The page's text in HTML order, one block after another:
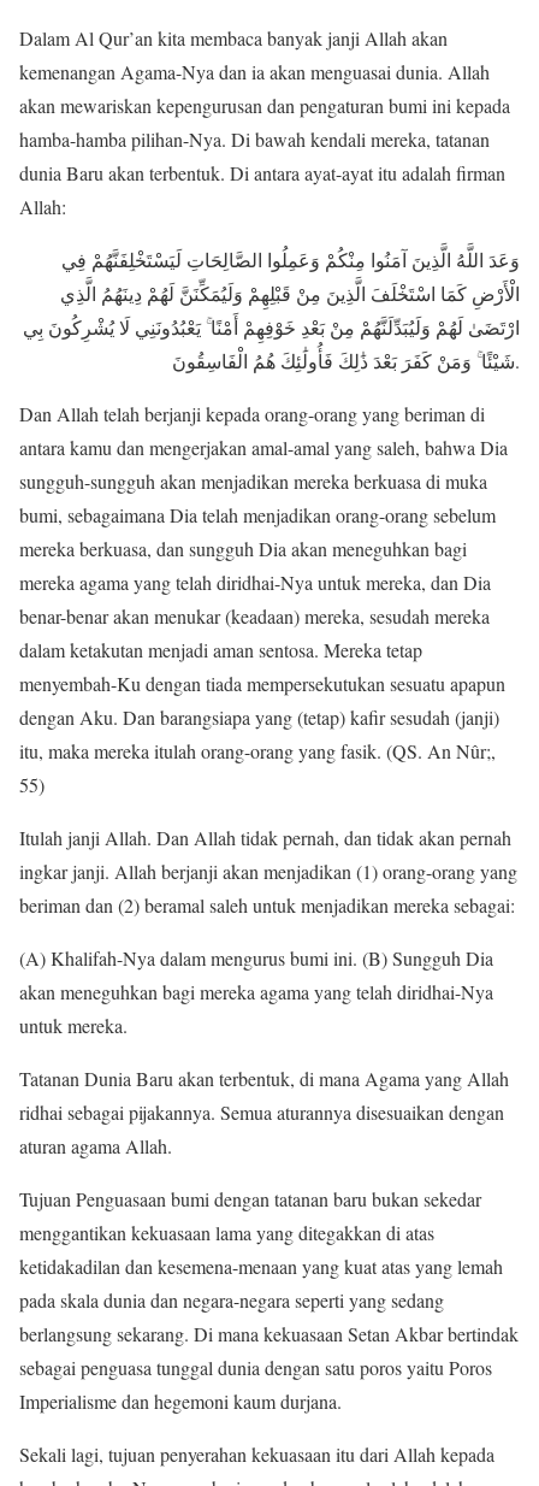
Dalam Al Qur’an kita membaca banyak janji Allah akan
kemenangan Agama-Nya dan ia akan menguasai dunia. Allah
akan mewariskan kepengurusan dan pengaturan bumi ini kepada
hamba-hamba pilihan-Nya. Di bawah kendali mereka, tatanan
dunia Baru akan terbentuk. Di antara ayat-ayat itu adalah firman
Allah:
وَعَدَ اللَّهُ الَّذِينَ آمَنُوا مِنْكُمْ وَعَمِلُوا الصَّالِحَاتِ لَيَسْتَخْلِفَنَّهُمْ فِي
الْأَرْضِ كَمَا اسْتَخْلَفَ الَّذِينَ مِنْ قَبْلِهِمْ وَلَيُمَكِّنَنَّ لَهُمْ دِينَهُمُ الَّذِي
ارْتَضَىٰ لَهُمْ وَلَيُبَدِّلَنَّهُمْ مِنْ بَعْدِ خَوْفِهِمْ أَمْنًا ۚ يَعْبُدُونَنِي لَا يُشْرِكُونَ بِي
شَيْئًا ۚ وَمَنْ كَفَرَ بَعْدَ ذَٰلِكَ فَأُولَٰئِكَ هُمُ الْفَاسِقُونَ.
Dan Allah telah berjanji kepada orang-orang yang beriman di
antara kamu dan mengerjakan amal-amal yang saleh, bahwa Dia
sungguh-sungguh akan menjadikan mereka berkuasa di muka
bumi, sebagaimana Dia telah menjadikan orang-orang sebelum
mereka berkuasa, dan sungguh Dia akan meneguhkan bagi
mereka agama yang telah diridhai-Nya untuk mereka, dan Dia
benar-benar akan menukar (keadaan) mereka, sesudah mereka
dalam ketakutan menjadi aman sentosa. Mereka tetap
menyembah-Ku dengan tiada mempersekutukan sesuatu apapun
dengan Aku. Dan barangsiapa yang (tetap) kafir sesudah (janji)
itu, maka mereka itulah orang-orang yang fasik. (QS. An Nûr;,
55)
Itulah janji Allah. Dan Allah tidak pernah, dan tidak akan pernah
ingkar janji. Allah berjanji akan menjadikan (1) orang-orang yang
beriman dan (2) beramal saleh untuk menjadikan mereka sebagai:
(A) Khalifah-Nya dalam mengurus bumi ini. (B) Sungguh Dia
akan meneguhkan bagi mereka agama yang telah diridhai-Nya
untuk mereka.
Tatanan Dunia Baru akan terbentuk, di mana Agama yang Allah
ridhai sebagai pijakannya. Semua aturannya disesuaikan dengan
aturan agama Allah.
Tujuan Penguasaan bumi dengan tatanan baru bukan sekedar
menggantikan kekuasaan lama yang ditegakkan di atas
ketidakadilan dan kesemena-menaan yang kuat atas yang lemah
pada skala dunia dan negara-negara seperti yang sedang
berlangsung sekarang. Di mana kekuasaan Setan Akbar bertindak
sebagai penguasa tunggal dunia dengan satu poros yaitu Poros
Imperialisme dan hegemoni kaum durjana.
Sekali lagi, tujuan penyerahan kekuasaan itu dari Allah kepada